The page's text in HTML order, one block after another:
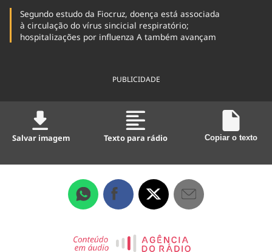
Segundo estudo da Fiocruz, doença está associada
à circulação do vírus sincicial respiratório;
hospitalizações por influenza A também avançam
PUBLICIDADE
Salvar imagem Texto para rádio Copiar o texto